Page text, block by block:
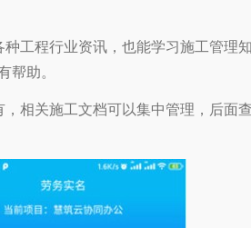
工程行业资讯，也能学习施工管理
帮助。
相关施工文档可以集中管理，后面